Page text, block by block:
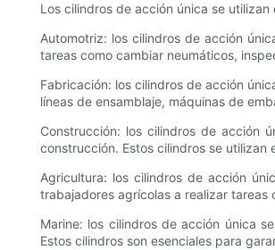
Los cilindros de acción única se
Automotriz: los cilindros de acción
tareas como cambiar neumáticos,
Fabricación: los cilindros de acción
líneas de ensamblaje, máquinas de
Construcción: los cilindros de acción
construcción. Estos cilindros se
Agricultura: los cilindros de acción
trabajadores agrícolas a realizar
Marine: los cilindros de acción única
Estos cilindros son esenciales para